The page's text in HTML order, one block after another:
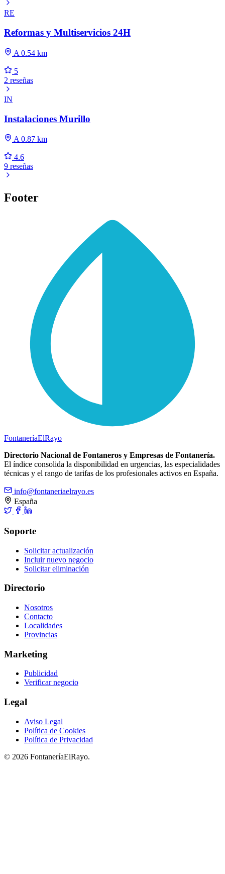
RE
Reformas y Multiservicios 24H
A 0.54 km
5
2 reseñas
IN
Instalaciones Murillo
A 0.87 km
4.6
9 reseñas
Footer
FontaneríaElRayo
Directorio Nacional de Fontaneros y Empresas de Fontanería.
El índice consolida la disponibilidad en urgencias, las especialidades
técnicas y el rango de tarifas de los profesionales activos en España.
info@fontaneriaelrayo.es
España
Soporte
Solicitar actualización
Incluir nuevo negocio
Solicitar eliminación
Directorio
Nosotros
Contacto
Localidades
Provincias
Marketing
Publicidad
Verificar negocio
Legal
Aviso Legal
Política de Cookies
Política de Privacidad
© 2026 FontaneríaElRayo.